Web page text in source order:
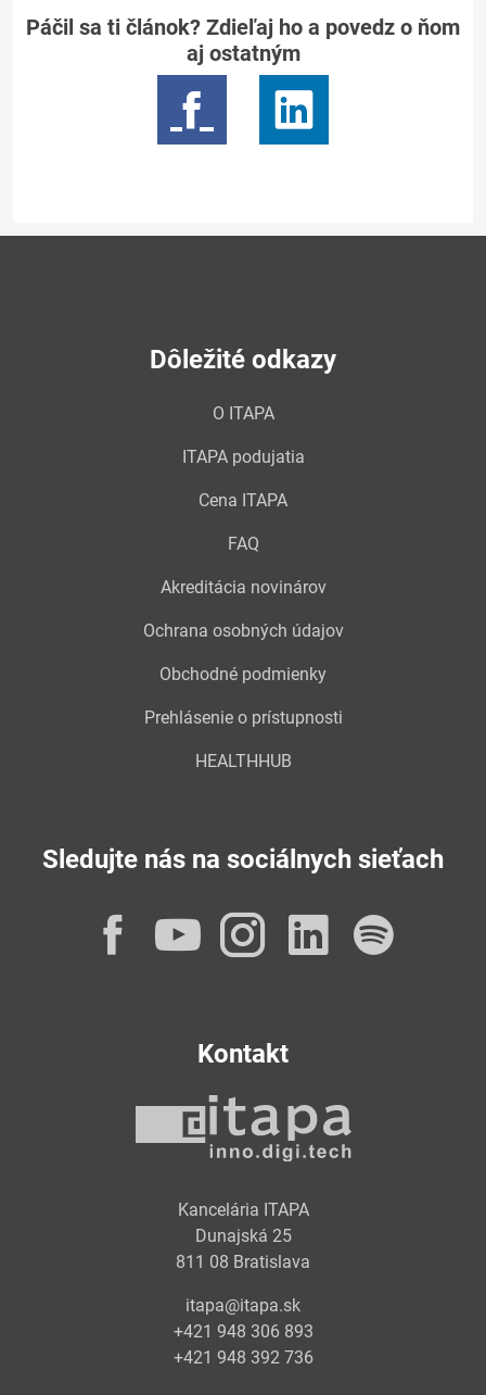
Páčil sa ti článok? Zdieľaj ho a povedz o ňom
aj ostatným
Dôležité odkazy
O ITAPA
ITAPA podujatia
Cena ITAPA
FAQ
Akreditácia novinárov
Ochrana osobných údajov
Obchodné podmienky
Prehlásenie o prístupnosti
HEALTHHUB
Sledujte nás na sociálnych sieťach
Facebook
YouTube
Instagram
Kontakt
Kancelária ITAPA
Dunajská 25
811 08 Bratislava
itapa@itapa.sk
+421 948 306 893
+421 948 392 736